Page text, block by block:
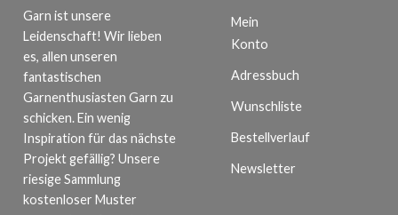
Garn ist unsere
Leidenschaft! Wir lieben
es, allen unseren
fantastischen
Garnenthusiasten Garn zu
schicken. Ein wenig
Inspiration für das nächste
Projekt gefällig? Unsere
riesige Sammlung
kostenloser Muster
Mein
Konto
Adressbuch
Wunschliste
Bestellverlauf
Newsletter